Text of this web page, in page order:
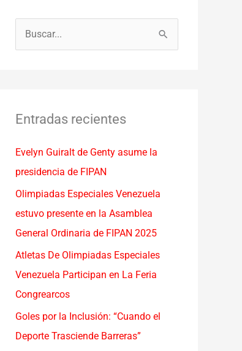
a
p
o
r
:
Entradas recientes
Evelyn Guiralt de Genty asume la
presidencia de FIPAN
Olimpiadas Especiales Venezuela
estuvo presente en la Asamblea
General Ordinaria de FIPAN 2025
Atletas De Olimpiadas Especiales
Venezuela Participan en La Feria
Congrearcos
Goles por la Inclusión: “Cuando el
Deporte Trasciende Barreras”